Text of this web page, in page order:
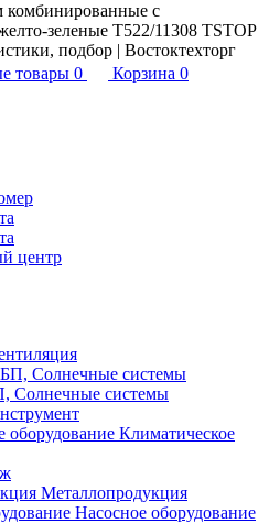
комбинированные с
зеленые T522/11308 TSTOP
подбор | Востоктехторг
товары 0 Корзина 0
центр
Солнечные системы
Климатическое
Металлопродукция
Насосное оборудование